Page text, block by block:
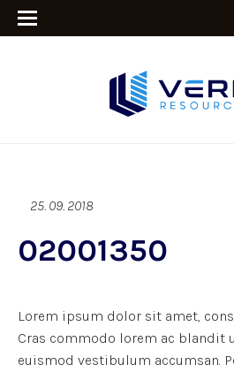
25. 09. 2018
02001350
Lorem ipsum dolor sit amet,
Cras commodo lorem ac blandit
euismod vestibulum accumsan.